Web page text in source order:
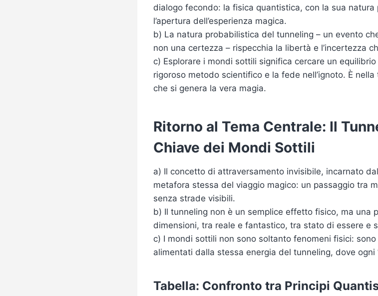
dialogo fecondo: la fisica quantistica, con la sua
l’apertura dell’esperienza magica.
b) La natura probabilistica del tunneling – un evento
non una certezza – rispecchia la libertà e l’incertezza
c) Esplorare i mondi sottili significa cercare un
rigoroso metodo scientifico e la fede nell’ignoto. È
che si genera la vera magia.
Ritorno al Tema Centrale: Il
Chiave dei Mondi Sottili
a) Il concetto di attraversamento invisibile, incarnato
metafora stessa del viaggio magico: un passaggio tra
senza strade visibili.
b) Il tunneling non è un semplice effetto fisico, ma una
dimensioni, tra reale e fantastico, tra stato di essere e
c) I mondi sottili non sono soltanto fenomeni fisici:
alimentati dalla stessa energia del tunneling, dove ogni
Tabella: Confronto tra Principi